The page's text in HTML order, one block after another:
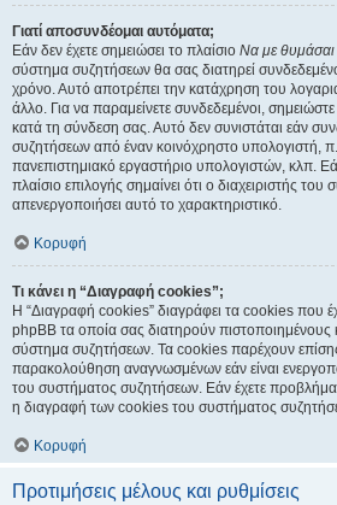
Γιατί αποσυνδέομαι αυτόματα;
Εάν δεν έχετε σημειώσει το πλαίσιο Να με θυμάσαι
σύστημα συζητήσεων θα σας διατηρεί
χρόνο. Αυτό αποτρέπει την κατάχρηση του
άλλο. Για να παραμείνετε συνδεδεμένοι,
κατά τη σύνδεση σας. Αυτό δεν συνιστάται εάν
συζητήσεων από έναν κοινόχρηστο υπολογιστή,
πανεπιστημιακό εργαστήριο υπολογιστών, κλπ.
πλαίσιο επιλογής σημαίνει ότι ο διαχειριστής
απενεργοποιήσει αυτό το χαρακτηριστικό.
Κορυφή
Τι κάνει η “Διαγραφή cookies”;
Η “Διαγραφή cookies” διαγράφει τα cookies που
phpBB τα οποία σας διατηρούν πιστοποιημένους
σύστημα συζητήσεων. Τα cookies παρέχουν
παρακολούθηση αναγνωσμένων εάν είναι
του συστήματος συζητήσεων. Εάν έχετε
η διαγραφή των cookies του συστήματος
Κορυφή
Προτιμήσεις μέλους και ρυθμίσεις